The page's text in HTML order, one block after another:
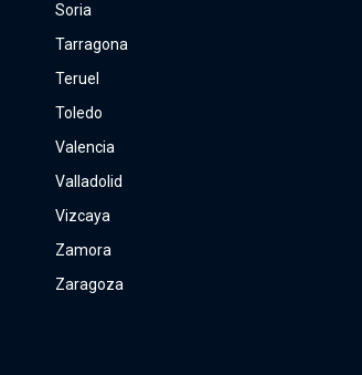
Soria
Tarragona
Teruel
Toledo
Valencia
Valladolid
Vizcaya
Zamora
Zaragoza